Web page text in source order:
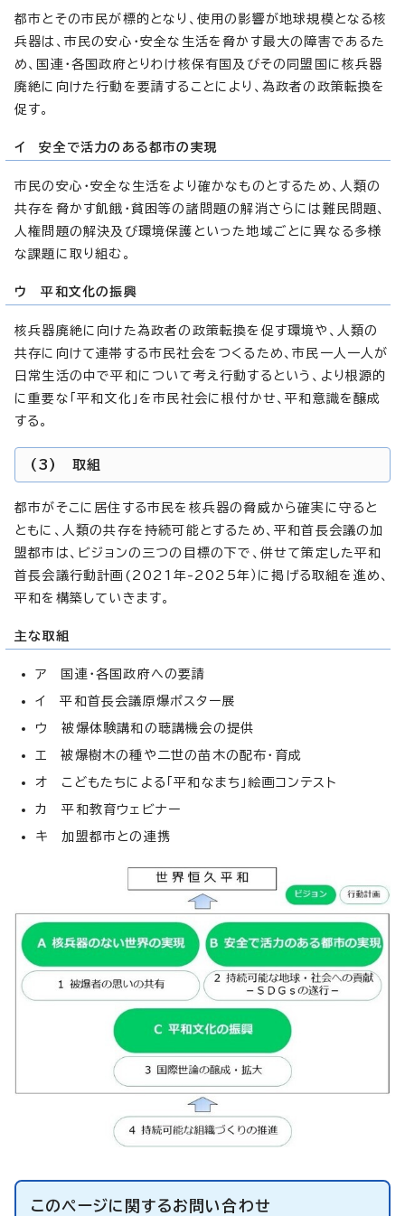
都市とその市民が標的となり、使用の影響が地球規模となる核
兵器は、市民の安心・安全な生活を脅かす最大の障害であるた
め、国連・各国政府とりわけ核保有国及びその同盟国に核兵器
廃絶に向けた行動を要請することにより、為政者の政策転換を
促す。
イ 安全で活力のある都市の実現
市民の安心・安全な生活をより確かなものとするため、人類の
共存を脅かす飢餓・貧困等の諸問題の解消さらには難民問題、
人権問題の解決及び環境保護といった地域ごとに異なる多様
な課題に取り組む。
ウ 平和文化の振興
核兵器廃絶に向けた為政者の政策転換を促す環境や、人類の
共存に向けて連帯する市民社会をつくるため、市民一人一人が
日常生活の中で平和について考え行動するという、より根源的
に重要な「平和文化」を市民社会に根付かせ、平和意識を醸成
する。
(3) 取組
都市がそこに居住する市民を核兵器の脅威から確実に守ると
ともに、人類の共存を持続可能とするため、平和首長会議の加
盟都市は、ビジョンの三つの目標の下で、併せて策定した平和
首長会議行動計画(2021年-2025年）に掲げる取組を進め、
平和を構築していきます。
主な取組
ア 国連・各国政府への要請
イ 平和首長会議原爆ポスター展
ウ 被爆体験講和の聴講機会の提供
エ 被爆樹木の種や二世の苗木の配布・育成
オ こどもたちによる「平和なまち」絵画コンテスト
カ 平和教育ウェビナー
キ 加盟都市との連携
このページに関するお問い合わせ